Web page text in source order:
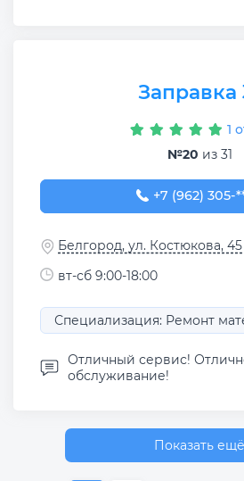
Заправка
1
№20 из 31
+7 (962) 305-
+7 (962) 305-
Белгород, ул. Костюкова, 45
вт-сб 9:00-18:00
Специализация: Ремонт
Отличный сервис!
обслуживание!
Показать ещё